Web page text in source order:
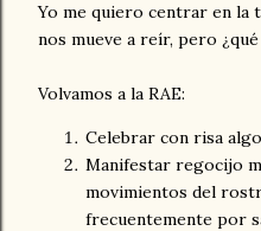
Yo me quiero centrar en la
nos mueve a reír, pero
Volvamos a la RAE:
Celebrar con risa
Manifestar regocijo
movimientos del
frecuentemente por